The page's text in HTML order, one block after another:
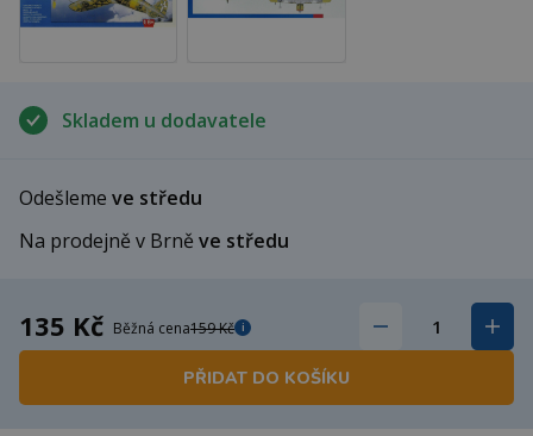
Skladem u dodavatele
Odešleme ve středu
Na prodejně v Brně ve středu
135 Kč Běžná cena159 Kč i
PŘIDAT DO KOŠÍKU